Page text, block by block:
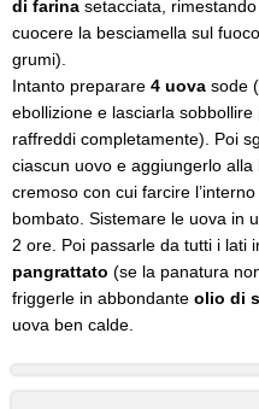
di farina setacciata,
cuocere la besciamella sul
grumi).
Intanto preparare 4 uova sode
ebollizione e lasciarla
raffreddi completamente). Poi
ciascun uovo e aggiungerlo
cremoso con cui farcire
bombato. Sistemare le uova in
2 ore. Poi passarle da tutti i lati
pangrattato (se la panatura
friggerle in abbondante olio di
uova ben calde.